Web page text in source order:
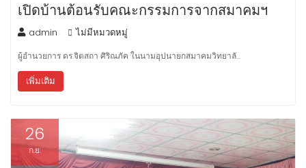
เปิดบ้านต้อนรับคณะกรรมการจากสมาคมฯ
admin ไม่มีหมวดหมู่
ผู้อำนวยการ ดร.จิตสถา ศิริณภัค ในนามอุปนายกสมาคมวิทยาลั…
เพิ่มเติม
26
ก.ย.